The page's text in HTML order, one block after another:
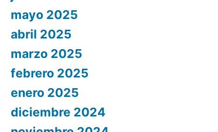
mayo 2025
abril 2025
marzo 2025
febrero 2025
enero 2025
diciembre 2024